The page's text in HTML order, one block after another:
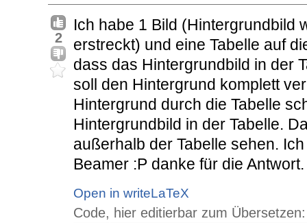
2
Ich habe 1 Bild (Hintergrundbild
erstreckt) und eine Tabelle auf
dass das Hintergrundbild in der
soll den Hintergrund komplett
Hintergrund durch die Tabelle
Hintergrundbild in der Tabelle.
außerhalb der Tabelle sehen.
Beamer :P danke für die Antwort.
Open in writeLaTeX
Code, hier editierbar zum Übersetzen: